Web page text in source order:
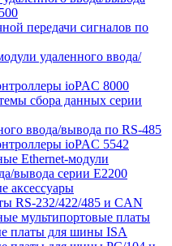
передачи сигналов по
удаленного ввода/
ioPAC 8000
сбора данных серии
ввода/вывода по RS-485
ioPAC 5542
Ethernet-модули
вывода серии E2200
аксессуары
RS-232/422/485 и CAN
мультипортовые платы
платы для шины ISA